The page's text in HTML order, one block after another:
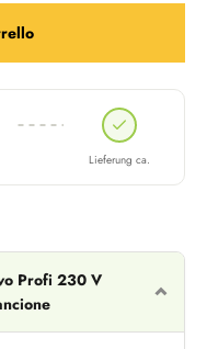
Lieferung ca.
Profi 230 V